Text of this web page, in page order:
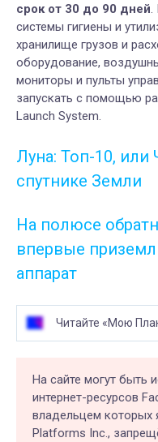
срок от 30 до 90 дней.
системы гигиены и
хранилище грузов и
оборудование,
мониторы и пульты
запускать с помощью
Launch System.
Луна: Топ-10, или
спутнике Земли
На полюсе
впервые
аппарат
Читайте «Мою
На сайте могут быть
интернет-ресурсов
владельцем которых
Platforms Inc.,